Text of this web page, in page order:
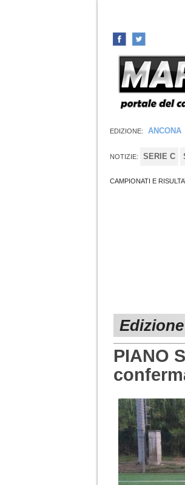
EDIZIONE: ANCONA
NOTIZIE: SERIE C
CAMPIONATI E
PIANO